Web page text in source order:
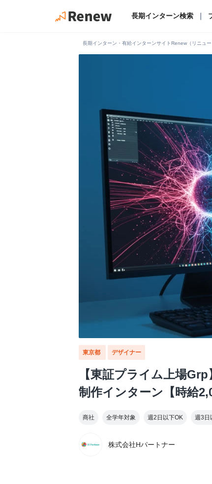
長期インターン検索
長期インターン・有給インターンサイトRenew（リニュー
東京都 デザイナー
【東証プライム上場
制作インターン【時給
商社 全学年対象 週2日以下OK 週3日
株式会社Hパートナー